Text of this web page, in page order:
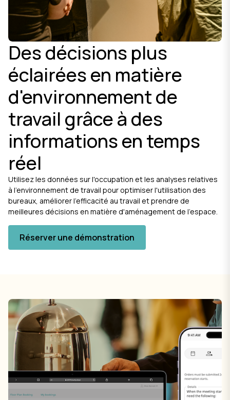
Des décisions plus
éclairées en matière
d'environnement de
travail grâce à des
informations en temps
réel
Utilisez les données sur l'occupation et les analyses relatives
à l'environnement de travail pour optimiser l'utilisation des
bureaux, améliorer l'efficacité au travail et prendre de
meilleures décisions en matière d'aménagement de l'espace.
Réserver une démonstration